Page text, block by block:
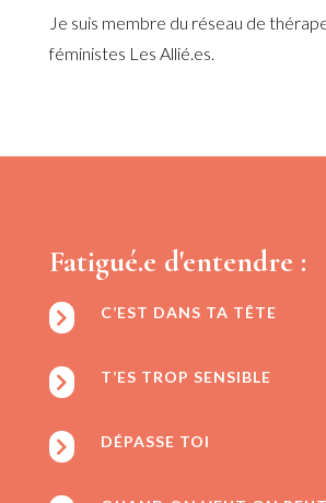
Je suis membre du réseau de
féministes Les Allié.es.
Fatigué.e d'entendre :
 C’EST DANS TA TÊTE
 T’ES TROP SENSIBLE
 DÉPASSE TOI